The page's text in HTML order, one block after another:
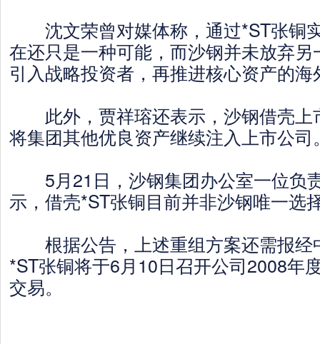
沈文荣曾对媒体称，通过*ST张铜
在还只是一种可能，而沙钢并未放弃
引入战略投资者，再推进核心资产的
此外，贾祥瑢还表示，沙钢借壳上
将集团其他优良资产继续注入上市公司
5月21日，沙钢集团办公室一位负
示，借壳*ST张铜目前并非沙钢唯一选
根据公告，上述重组方案还需报经
*ST张铜将于6月10日召开公司2008年
交易。